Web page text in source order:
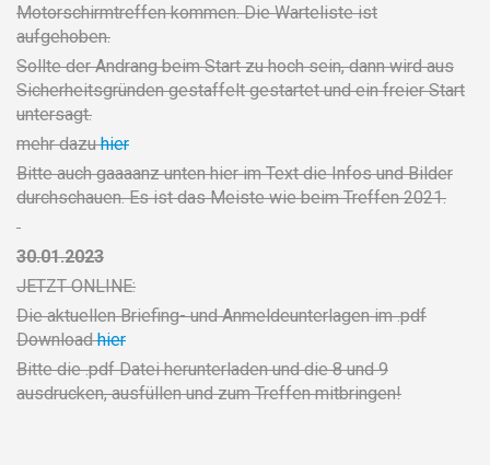
Motorschirmtreffen kommen. Die Warteliste ist
aufgehoben.
Sollte der Andrang beim Start zu hoch sein, dann wird aus
Sicherheitsgründen gestaffelt gestartet und ein freier Start
untersagt.
mehr dazuhier
Bitte auch gaaaanz unten hier im Text die Infos und Bilder
durchschauen. Es ist das Meiste wie beim Treffen 2021.
30.01.2023
JETZT ONLINE:
Die aktuellen Briefing- und Anmeldeunterlagen im .pdf
Downloadhier
Bitte die .pdf Datei herunterladen und die 8 und 9
ausdrucken, ausfüllen und zum Treffen mitbringen!